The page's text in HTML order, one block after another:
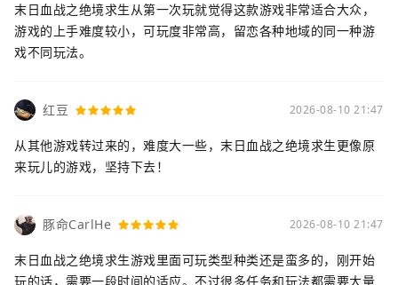
末日血战之绝境求生从第一次玩就觉得这款游戏非常适合大众，
游戏的上手难度较小，可玩度非常高，留恋各种地域的同一种游
戏不同玩法。
红豆 2026-08-10 21:47
从其他游戏转过来的，难度大一些，末日血战之绝境求生更像原
来玩儿的游戏，坚持下去！
豚命CarlHe 2026-08-10 21:47
末日血战之绝境求生游戏里面可玩类型种类还是蛮多的，刚开始
玩的话，需要一段时间的适应。不过很多任务和玩法都需要大量